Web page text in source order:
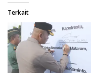
Terkait